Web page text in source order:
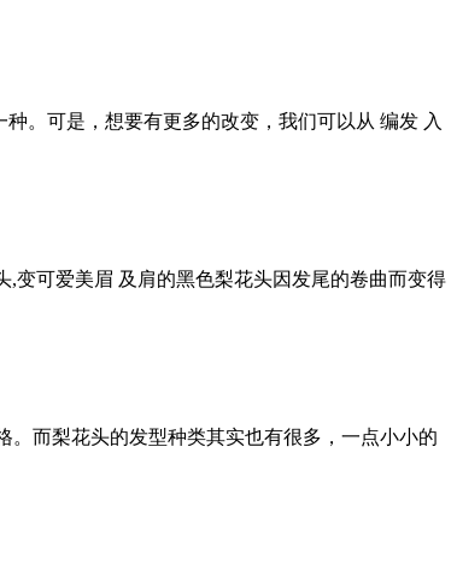
。可是，想要有更多的改变，我们可以从 编发 入
变可爱美眉 及肩的黑色梨花头因发尾的卷曲而变得
而梨花头的发型种类其实也有很多，一点小小的